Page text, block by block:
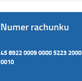
Numer rachunku
45 8922 0009 0000 5223 2000
0010